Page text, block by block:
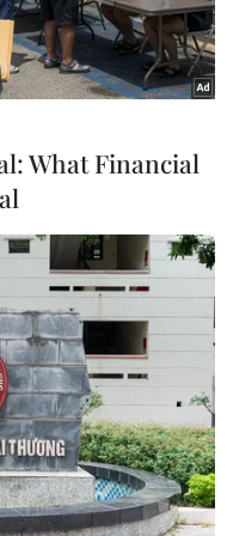
(Nguồn: AFP)
biết một vụ tấn
đền thờ Hồi giáo
lại tại thị trấn
Bắc nước này,
và 9 người bị
What Financial